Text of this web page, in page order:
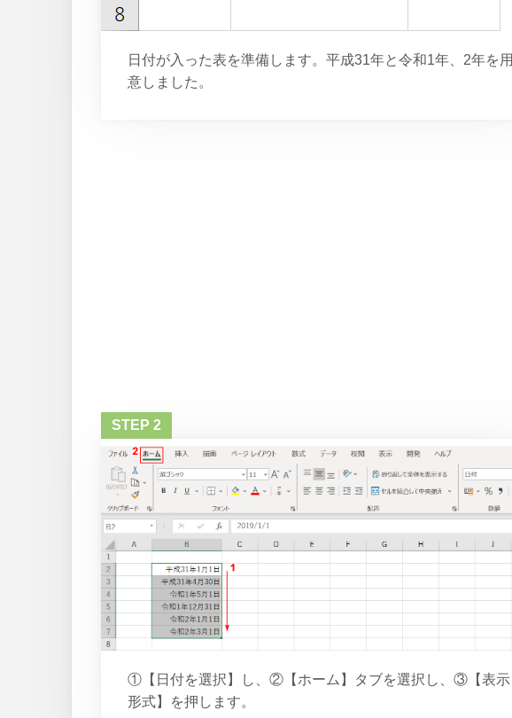
日付が入った表を準備します。平成31年と令和1年、2年を用
意しました。
①【日付を選択】し、②【ホーム】タブを選択し、③【表示
形式】を押します。